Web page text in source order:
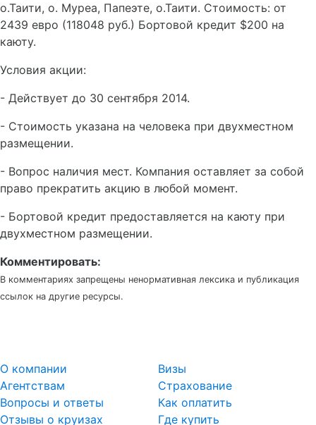
о.Таити, о. Муреа, Папеэте, о.Таити. Стоимость: от
2439 евро (118048 руб.) Бортовой кредит $200 на
каюту.
Условия акции:
- Действует до 30 сентября 2014.
- Стоимость указана на человека при двухместном
размещении.
- Вопрос наличия мест. Компания оставляет за собой
право прекратить акцию в любой момент.
- Бортовой кредит предоставляется на каюту при
двухместном размещении.
Комментировать:
В комментариях запрещены ненормативная лексика и публикация
ссылок на другие ресурсы.
О компании
Агентствам
Вопросы и ответы
Отзывы о круизах
Визы
Страхование
Как оплатить
Где купить